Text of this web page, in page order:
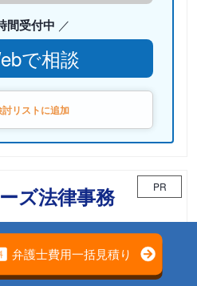
間受付中
で相談
討リストに追加
ズ法律事務
PR
ートナーズ法律事務所がお力と